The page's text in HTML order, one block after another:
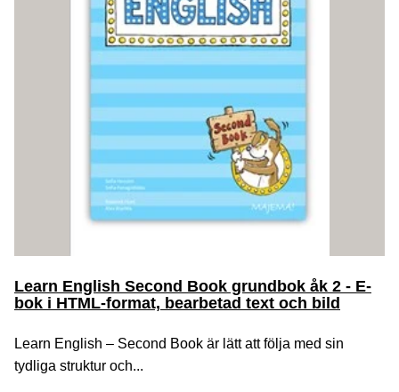
Learn English Second Book grundbok åk 2 - E-
bok i HTML-format, bearbetad text och bild
Learn English – Second Book är lätt att följa med sin
tydliga struktur och...